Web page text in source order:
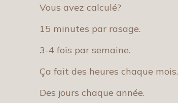
Vous avez calculé?
15 minutes par rasage.
3-4 fois par semaine.
Ça fait des heures chaque mois.
Des jours chaque année.